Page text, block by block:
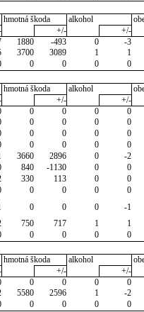
hmotná škoda alkohol
+/- +/-
1880 -493 0 -3
3700 3089 1 1
0 0 0 0
hmotná škoda alkohol
+/- +/-
0 0 0 0
0 0 0 0
0 0 0 0
0 0 0 0
3660 2896 0 -2
840 -1130 0 0
330 113 0 0
0 0 0 0
0 0 0 -1
750 717 1 1
0 0 0 0
hmotná škoda alkohol
+/- +/-
0 0 0 0
5580 2596 1 -2
0 0 0 0